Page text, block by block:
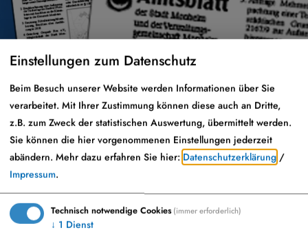
Amtsblatt Ausgaben 2025
Einstellungen zum Datenschutz
Beim Besuch unserer Website werden Informationen über Sie
verarbeitet. Mit Ihrer Zustimmung können diese auch an Dritte,
z.B. zum Zweck der statistischen Auswertung, übermittelt werden.
Sie können die hier vorgenommenen Einstellungen jederzeit
abändern. Mehr dazu erfahren Sie hier: Datenschutzerklärung /
Impressum.
Technisch notwendige Cookies(immer erforderlich)
↓ 1 Dienst